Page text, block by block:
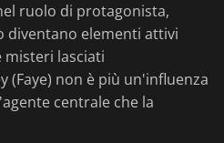
ruolo di protagonista,
diventano elementi attivi
lasciati
(Faye) non è più un'influenza
centrale che la